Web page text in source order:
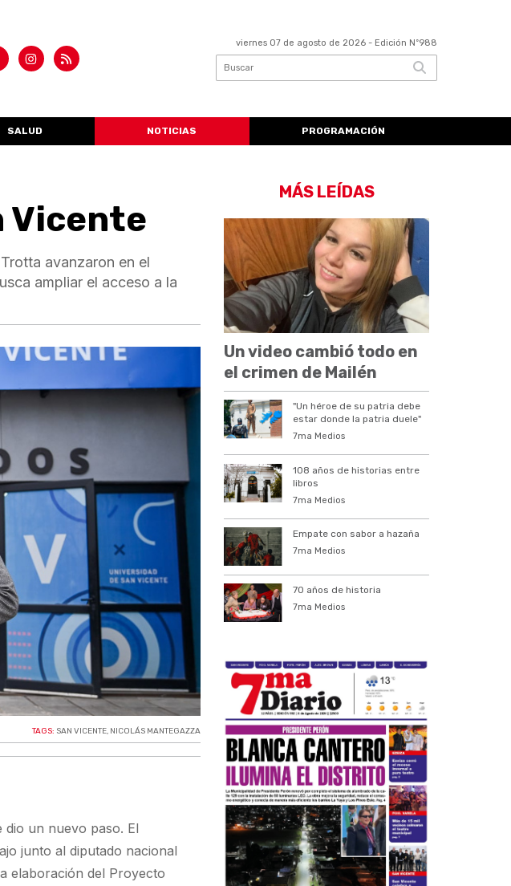
viernes 07 de agosto de 2026 - Edición Nº988
SALUD NOTICIAS PROGRAMACIÓN
Vicente
avanzaron en el
ampliar el acceso a la
TAGS: SAN VICENTE, NICOLÁS MANTEGAZZA
dio un nuevo paso. El
junto al diputado nacional
elaboración del Proyecto
MÁS LEÍDAS
Un video cambió todo en
el crimen de Mailén
"Un héroe de su patria debe
estar donde la patria duele"
7ma Medios
108 años de historias entre
libros
7ma Medios
Empate con sabor a hazaña
7ma Medios
70 años de historia
7ma Medios